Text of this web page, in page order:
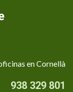
en Cornellà
938 329 801